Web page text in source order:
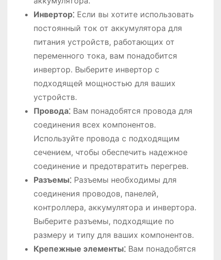
Инвертор⁚Если вы хотите использовать
постоянный ток от аккумулятора для
питания устройств, работающих от
переменного тока, вам понадобится
инвертор. Выберите инвертор с
подходящей мощностью для ваших
устройств.
Провода⁚Вам понадобятся провода для
соединения всех компонентов.
Используйте провода с подходящим
сечением, чтобы обеспечить надежное
соединение и предотвратить перегрев.
Разъемы⁚Разъемы необходимы для
соединения проводов, панелей,
контроллера, аккумулятора и инвертора.
Выберите разъемы, подходящие по
размеру и типу для ваших компонентов.
Крепежные элементы⁚Вам понадобятся